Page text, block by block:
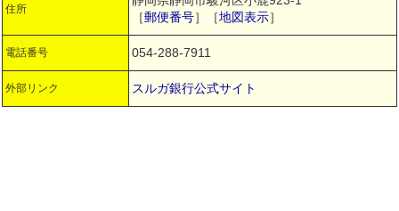
住所
［郵便番号］［地図表示］
電話番号 054-288-7911
外部リンク スルガ銀行公式サイト